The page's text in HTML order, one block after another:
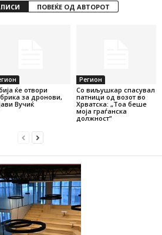
ПОВЕЌЕ ОД АВТОРОТ
ќе отвори
за дронови,
Вучиќ
Регион
Со виљушкар спасувал
патници од возот во
Хрватска: „Тоа беше
моја граѓанска
должност“